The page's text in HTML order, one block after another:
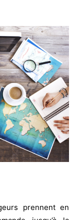
prennent en